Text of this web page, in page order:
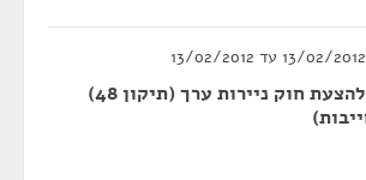
ועדת המשנה להצעת חוק ניירות ערך (תיקון 48)